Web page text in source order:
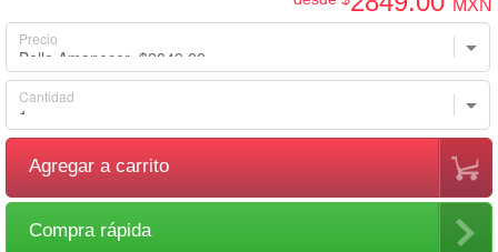
MXN
Precio
Cantidad
Agregar a carrito
Compra rápida